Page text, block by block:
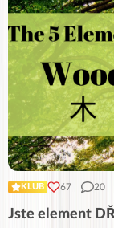
KLUB 67 20
Jste element